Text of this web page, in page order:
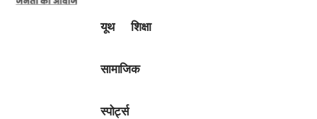
यूथ शिक्षा
सामाजिक
स्पोर्ट्स